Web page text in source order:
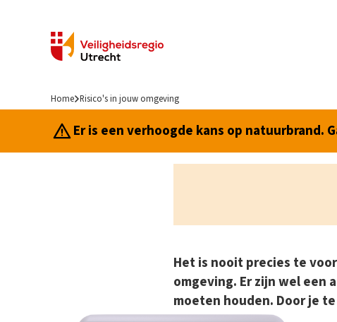
Home Risico's in jouw omgeving
Er is een verhoogde kans op natuurbrand.
Het is nooit precies te
omgeving. Er zijn wel een
moeten houden. Door je